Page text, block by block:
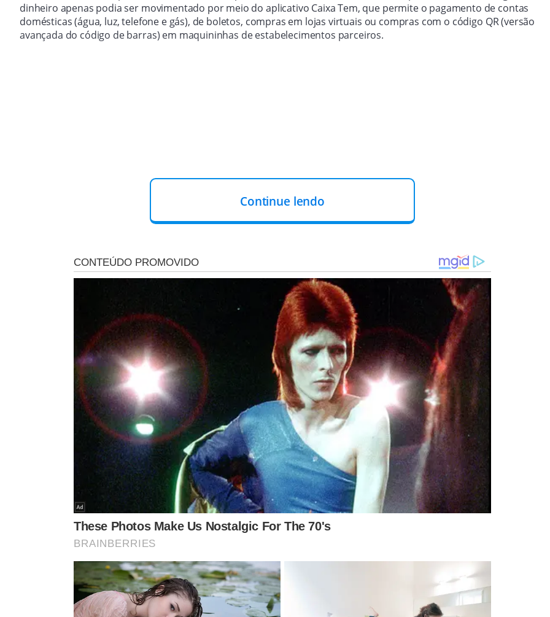
dinheiro apenas podia ser movimentado por meio do aplicativo Caixa Tem, que permite o pagamento de contas
domésticas (água, luz, telefone e gás), de boletos, compras em lojas virtuais ou compras com o código QR (versão
avançada do código de barras) em maquininhas de estabelecimentos parceiros.
Os recursos também poderão ser transferidos para uma conta-corrente, sem custos para o usuário - Foto: Agência
Brasil
Em caso de dúvidas, a central telefônica 111 da Caixa funciona de segunda a domingo, das 7h às 22h. Além disso, o
beneficiário pode consultar o
Continue lendo